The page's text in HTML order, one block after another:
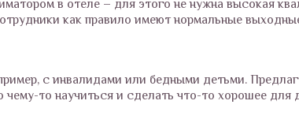
в отеле – для этого не нужна высокая
как правило имеют нормальные
с инвалидами или бедными детьми.
то научиться и сделать что-то хорошее для